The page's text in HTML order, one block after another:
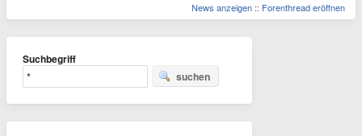
News anzeigen :: Forenthread eröffnen
Suchbegriff
suchen